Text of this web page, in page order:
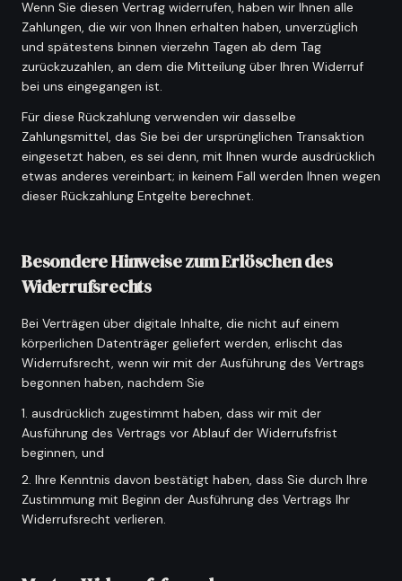
Vereinsführung
Trainingsalltag :Training leichter planen
Spieler & Verein
Spieler besser begleiten
Wenn Sie diesen Vertrag widerrufen, haben wir Ihnen alle
Zahlungen, die wir von Ihnen erhalten haben, unverzüglich
und spätestens binnen vierzehn Tagen ab dem Tag
zurückzuzahlen, an dem die Mitteilung über Ihren Widerruf
bei uns eingegangen ist.
Für diese Rückzahlung verwenden wir dasselbe
Zahlungsmittel, das Sie bei der ursprünglichen Transaktion
eingesetzt haben, es sei denn, mit Ihnen wurde ausdrücklich
etwas anderes vereinbart; in keinem Fall werden Ihnen wegen
dieser Rückzahlung Entgelte berechnet.
Besondere Hinweise zum Erlöschen des
Widerrufsrechts
Bei Verträgen über digitale Inhalte, die nicht auf einem
körperlichen Datenträger geliefert werden, erlischt das
Widerrufsrecht, wenn wir mit der Ausführung des Vertrags
begonnen haben, nachdem Sie
ausdrücklich zugestimmt haben, dass wir mit der
Ausführung des Vertrags vor Ablauf der Widerrufsfrist
beginnen, und
Ihre Kenntnis davon bestätigt haben, dass Sie durch Ihre
Zustimmung mit Beginn der Ausführung des Vertrags Ihr
Widerrufsrecht verlieren.